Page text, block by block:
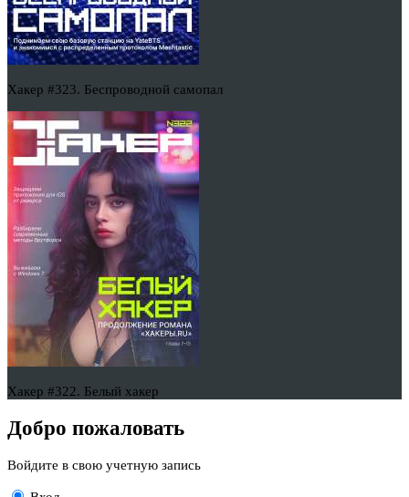
Хакер #323. Беспроводной самопал
Хакер #322. Белый хакер
Добро пожаловать
Войдите в свою учетную запись